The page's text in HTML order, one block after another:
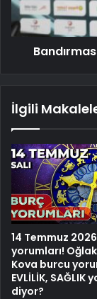
İlgili
14 Temmuz
yorumları!
Kova burcu
EVLİLİK, SAĞLIK
diyor?